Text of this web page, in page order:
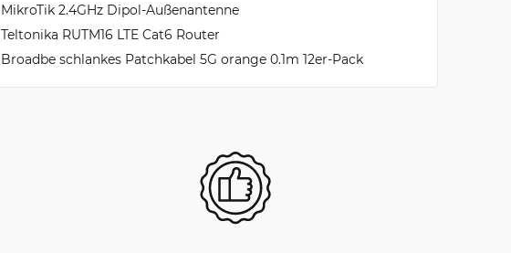
MikroTik 2.4GHz Dipol-Außenantenne
Teltonika RUTM16 LTE Cat6 Router
Broadbe schlankes Patchkabel 5G orange 0.1m 12er-Pack